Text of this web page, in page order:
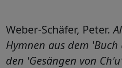
Weber-Schäfer, Peter.
Hymnen aus dem
den 'Gesängen von